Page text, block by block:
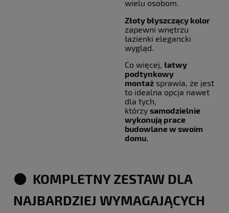
wielu osobom.
Złoty błyszczący kolor
zapewni wnętrzu
łazienki elegancki
wygląd.
Co więcej, łatwy
podtynkowy
montaż sprawia, że jest
to idealna opcja nawet
dla tych,
którzy samodzielnie
wykonują prace
budowlane w swoim
domu.
⚫ KOMPLETNY ZESTAW DLA
NAJBARDZIEJ WYMAGAJĄCYCH